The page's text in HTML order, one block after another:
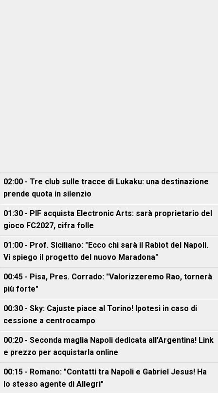
02:00 - Tre club sulle tracce di Lukaku: una destinazione
prende quota in silenzio
01:30 - PIF acquista Electronic Arts: sarà proprietario del
gioco FC2027, cifra folle
01:00 - Prof. Siciliano: "Ecco chi sarà il Rabiot del Napoli.
Vi spiego il progetto del nuovo Maradona"
00:45 - Pisa, Pres. Corrado: "Valorizzeremo Rao, tornerà
più forte"
00:30 - Sky: Cajuste piace al Torino! Ipotesi in caso di
cessione a centrocampo
00:20 - Seconda maglia Napoli dedicata all'Argentina! Link
e prezzo per acquistarla online
00:15 - Romano: "Contatti tra Napoli e Gabriel Jesus! Ha
lo stesso agente di Allegri"